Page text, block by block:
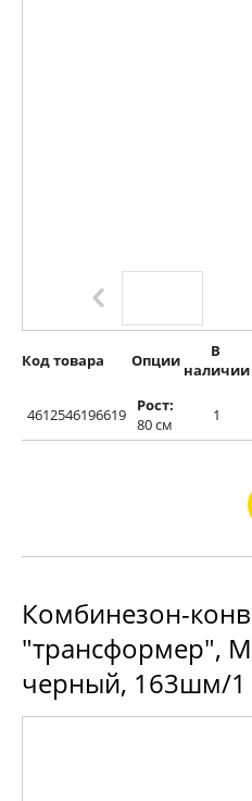
Код товара Опции
В
наличии
4612546196619
Рост:
80 см
1
Комбинезон-
"трансформер",
черный, 163шм/1